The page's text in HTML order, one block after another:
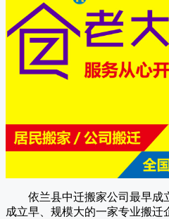
依兰县中迁搬家公司 最早成
成立早、规模大的一家专业搬迁